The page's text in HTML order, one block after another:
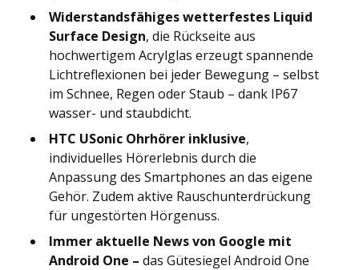
Widerstandsfähiges wetterfestes Liquid
Surface Design, die Rückseite aus
hochwertigem Acrylglas erzeugt spannende
Lichtreflexionen bei jeder Bewegung – selbst
im Schnee, Regen oder Staub – dank IP67
wasser- und staubdicht.
HTC USonic Ohrhörer inklusive,
individuelles Hörerlebnis durch die
Anpassung des Smartphones an das eigene
Gehör. Zudem aktive Rauschunterdrückung
für ungestörten Hörgenuss.
Immer aktuelle News von Google mit
Android One – das Gütesiegel Android One